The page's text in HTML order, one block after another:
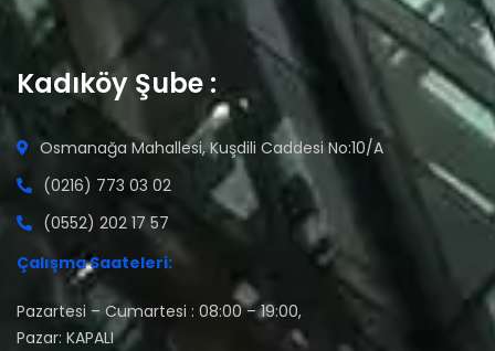
Kadıköy Şube :
Osmanağa Mahallesi, Kuşdili Caddesi No:10/A
(0216) 773 03 02
(0552) 202 17 57
Çalışma Saateleri:
Pazartesi – Cumartesi : 08:00 – 19:00,
Pazar: KAPALI